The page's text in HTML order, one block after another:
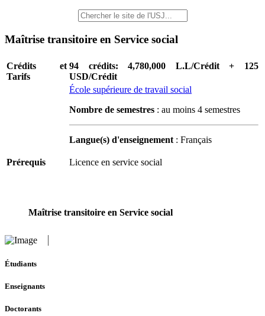
Maîtrise transitoire en Service social
Crédits et
Tarifs
94 crédits: 4,780,000 L.L/Crédit + 125
USD/Crédit
École supérieure de travail social
Nombre de semestres : au moins 4 semestres
Langue(s) d'enseignement: Français
Prérequis Licence en service social
Maîtrise transitoire en Service social
Étudiants
Enseignants
Doctorants